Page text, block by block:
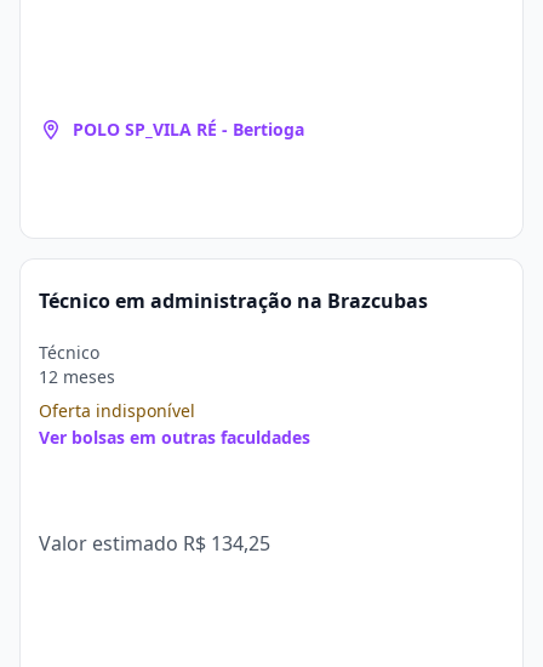
POLO SP_VILA RÉ - Bertioga
Técnico em administração na Brazcubas
Técnico
12 meses
Oferta indisponível
Ver bolsas em outras faculdades
Valor estimado R$ 134,25